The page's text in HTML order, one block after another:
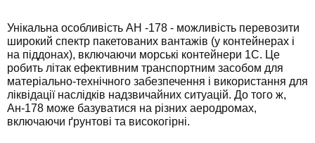
Унікальна особливість АН -178 - можливість перевозити
широкий спектр пакетованих вантажів (у контейнерах і
на піддонах), включаючи морські контейнери 1С. Це
робить літак ефективним транспортним засобом для
матеріально-технічного забезпечення і використання для
ліквідації наслідків надзвичайних ситуацій. До того ж,
Ан-178 може базуватися на різних аеродромах,
включаючи ґрунтові та високогірні.